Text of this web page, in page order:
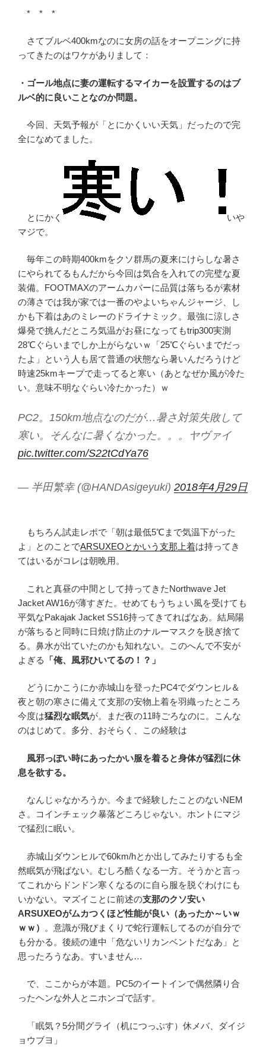
* * *
さてブルベ400kmなのに女房の話をオープニングに持
ってきたのはワケがありまして：
・ゴール地点に妻の運転するマイカーを設置するのはブ
ルベ的に良いことなのか問題。
今回、天気予報が「とにかくいい天気」だったので完
全になめてました。
とにかく
いや
マジで。
毎年この時期400kmをクソ群馬の夏来にけらしな暑さ
にやられてるもんだから今回は気合を入れての完璧な夏
装備。FOOTMAXのアームカバーに品質は落ちるが素材
の薄さでは我が家では一番のやよいちゃんジャージ、し
かも下着はあのミレーのドライナミック。最強に涼しさ
爆発で挑んだところ気温がお昼になってもtrip300実測
28℃ぐらいまでしか上がらないｗ「25℃ぐらいまでだっ
たよ」という人も居て普通の状態なら暑いんだろうけど
時速25kmキープで走ってると寒い（あとなぜか風が冷た
い。意味不明なぐらい冷たかった）ｗ
PC2。150km地点なのだが…暑さ対策失敗して
寒い。そんなに暑くなかった。。。ヤヴァイ
pic.twitter.com/S22tCdYa76
— 半田繁幸 (@HANDAsigeyuki) 2018年4月29日
もちろん試走レポで「朝は最低5℃まで気温下がった
よ」とのことでARSUXEOとかいう支那上着は持ってき
てはいるがコレは朝晩用。
これと真昼の中間として持ってきたNorthwave Jet
Jacket AW16が薄すぎた。せめてもうちょい風を受けても
平気なPakajak Jacket SS16持ってきてればなあ。結局陽
が落ちると同時に日焼け防止のナルーマスクを脱ぎ捨て
る。鼻水が出ていたのかも知れない。このへんで不安が
よぎる
「俺、風邪ひいてるの！？」
どうにかこうにか赤城山を登ったPC4でダウンヒル＆
夜と朝の寒さに備えて支那の安物上着を羽織ったところ
今度は猛烈な眠気が。まだ夜の11時ごろなのに。こんな
のはじめて。多分、おそらく、この経験は
風邪っぽい時にあったかい服を着ると身体が猛烈に休
息を欲する。
なんじゃなかろうか。今まで経験したことのないNEM
さ。コインチェック暴落どころじゃない。ホントにマジ
で猛烈に眠い。
赤城山ダウンヒルで60km/hとか出してみたりするも全
然眠気が飛ばない。むしろ酷くなる一方。そうかと言っ
てこれからドンドン寒くなるのに自ら服を脱ぐわけにも
いかない。マズイことに前述の支那のクソ安い
ARSUXEOがムカつくほど性能が良い（あったか～いｗ
ｗｗ）
。意識が飛びまくりで蛇行運転してるのが自分で
も分かる。後続の連中「危ないリカンベントだなあ」と
思ったろうなあ。すいません…
で、ここからが本題。PC5のイートインで偶然隣り合
ったヘンな外人とニホンゴで話す。
「眠気？5分間グライ（机につっぷす）休メバ、ダイジ
ョウブヨ」